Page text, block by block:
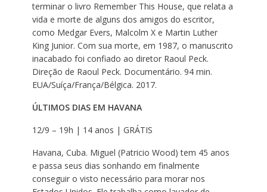
terminar o livro Remember This House, que relata a
vida e morte de alguns dos amigos do escritor,
como Medgar Evers, Malcolm X e Martin Luther
King Junior. Com sua morte, em 1987, o manuscrito
inacabado foi confiado ao diretor Raoul Peck.
Direção de Raoul Peck. Documentário. 94 min.
EUA/Suíça/França/Bélgica. 2017.
ÚLTIMOS DIAS EM HAVANA
12/9 – 19h | 14 anos | GRÁTIS
Havana, Cuba. Miguel (Patricio Wood) tem 45 anos
e passa seus dias sonhando em finalmente
conseguir o visto necessário para morar nos